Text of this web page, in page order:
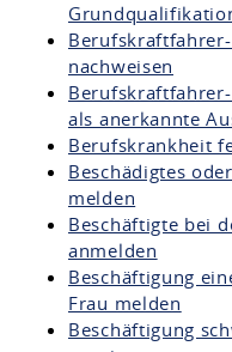
nachweisen
als anerkannte
Berufskrankheit
Beschädigtes
melden
Beschäftigte bei
anmelden
Beschäftigung
Frau melden
Beschäftigung